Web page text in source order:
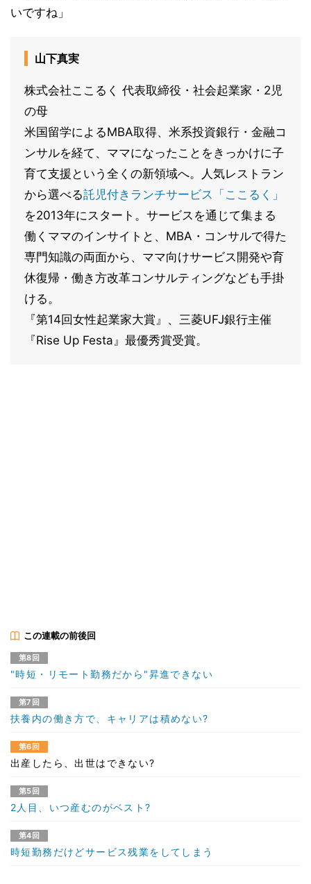
いですね」
山下真実
株式会社ここるく 代表取締役・社会起業家・2児
の母
米国留学によるMBA取得、米系投資銀行・金融コ
ンサルを経て、ママになったことをきっかけに子
育て支援という全くの新領域へ。人気レストラン
から選べる託児付きランチサービス「ここるく」
を2013年にスタート。サービスを通じて集まる
働くママのインサイトと、MBA・コンサルで得た
専門知識の両面から、ママ向けサービス開発や育
休復帰・働き方改革コンサルティングなども手掛
ける。
『第14回女性起業家大賞』、三菱UFJ銀行主催
『Rise Up Festa』最優秀賞受賞。
この連載の前後回
第8回
"時短・リモート勤務だから"昇進できない
第7回
扶養内の働き方で、キャリアは積めない?
第6回
出産したら、出世はできない?
第5回
2人目、いつ産むのがベスト?
第4回
時短勤務だけどサービス残業をしてしまう